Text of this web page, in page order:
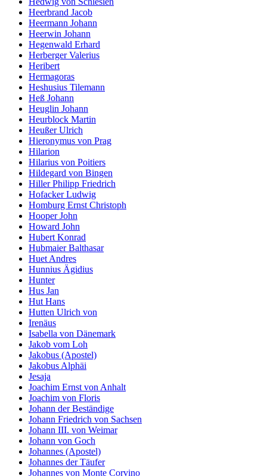
Heerbrand Jacob
Heermann Johann
Heerwin Johann
Hegenwald Erhard
Herberger Valerius
Heribert
Hermagoras
Heshusius Tilemann
Heß Johann
Heuglin Johann
Heurblock Martin
Heußer Ulrich
Hieronymus von Prag
Hilarion
Hilarius von Poitiers
Hildegard von Bingen
Hiller Philipp Friedrich
Hofacker Ludwig
Homburg Ernst Christoph
Hooper John
Howard John
Hubert Konrad
Hubmaier Balthasar
Huet Andres
Hunnius Ägidius
Hunter
Hus Jan
Hut Hans
Hutten Ulrich von
Irenäus
Isabella von Dänemark
Jakob vom Loh
Jakobus (Apostel)
Jakobus Alphäi
Jesaja
Joachim Ernst von Anhalt
Joachim von Floris
Johann der Beständige
Johann Friedrich von Sachsen
Johann III. von Weimar
Johann von Goch
Johannes (Apostel)
Johannes der Täufer
Johannes von Monte Corvino